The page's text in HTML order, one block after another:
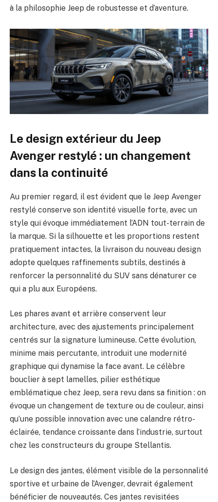
à la philosophie Jeep de robustesse et d’aventure.
Le design extérieur du Jeep
Avenger restylé : un changement
dans la continuité
Au premier regard, il est évident que le Jeep Avenger
restylé conserve son identité visuelle forte, avec un
style qui évoque immédiatement l’ADN tout-terrain de
la marque. Si la silhouette et les proportions restent
pratiquement intactes, la livraison du nouveau design
adopte quelques raffinements subtils, destinés à
renforcer la personnalité du SUV sans dénaturer ce
qui a plu aux Européens.
Les phares avant et arrière conservent leur
architecture, avec des ajustements principalement
centrés sur la signature lumineuse. Cette évolution,
minime mais percutante, introduit une modernité
graphique qui dynamise la face avant. Le célèbre
bouclier à sept lamelles, pilier esthétique
emblématique chez Jeep, sera revu dans sa finition : on
évoque un changement de texture ou de couleur, ainsi
qu’une possible innovation avec une calandre rétro-
éclairée, tendance croissante dans l’industrie, surtout
chez les constructeurs du groupe Stellantis.
Le design des jantes, élément visible de la personnalité
sportive et urbaine de l’Avenger, devrait également
bénéficier de nouveautés. Ces jantes revisitées